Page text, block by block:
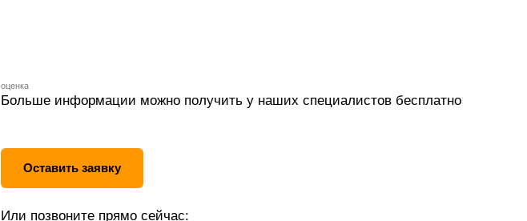
оценка
Больше информации можно получить у наших специалистов бесплатно
Оставить заявку
Или позвоните прямо сейчас: